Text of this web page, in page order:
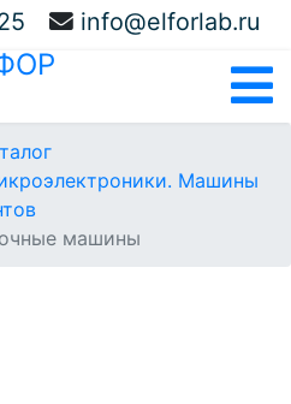
info@elforlab.ru
Машины
машины